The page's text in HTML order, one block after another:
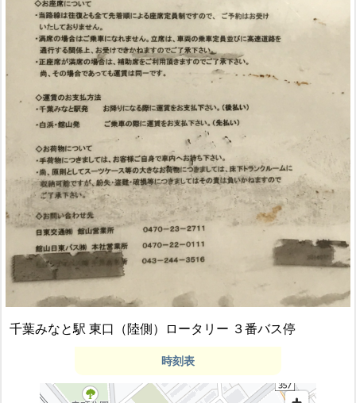
千葉みなと駅 東口（陸側）ロータリー ３番バス停
時刻表